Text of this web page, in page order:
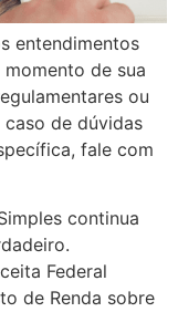
entendimentos
de sua
ou
de dúvidas
fale com
continua
Federal
de Renda sobre